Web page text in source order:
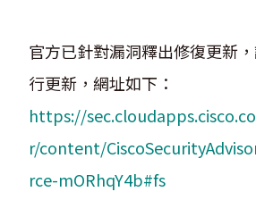
官方已針對漏洞釋出修復更新
行更新，網址如下：
https://
r/content/
rce-mORhqY4b#fs